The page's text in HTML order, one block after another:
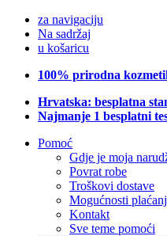
za navigaciju
Na sadržaj
u košaricu
100% prirodna
Hrvatska: besplatna
Najmanje 1 besplatni
Pomoć
Gdje je moja
Povrat robe
Troškovi dostave
Mogućnosti
Kontakt
Sve teme pomoći